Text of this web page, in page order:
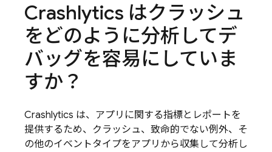
Crashlytics はクラッシュ
をどのように分析してデ
バッグを容易にしていま
すか？
Crashlytics は、アプリに関する指標とレポートを
提供するため、クラッシュ、致命的でない例外、そ
の他のイベントタイプをアプリから収集して分析し